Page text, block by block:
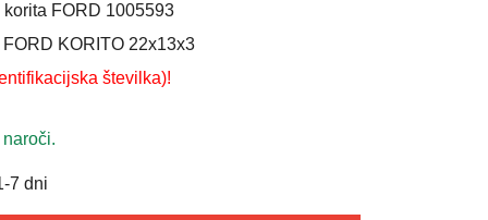
FORD 1005593
KORITO 22x13x3
številka)!
7 dni